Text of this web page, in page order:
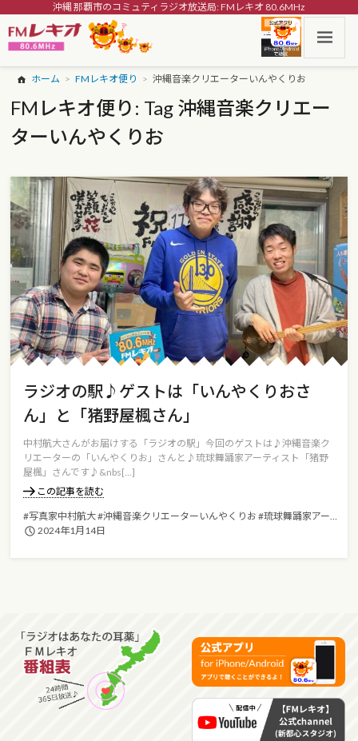
沖縄 那覇市のコミュティラジオ放送局: FMレキオ 80.6MHz
ホーム FMレキオ便り 沖縄音楽クリエーターいんやくりお
FMレキオ便り: Tag 沖縄音楽クリエー
ターいんやくりお
ラジオの駅♪ゲストは「いんやくりおさ
ん」と「猪野屋楓さん」
中村航大さんがお届けする「ラジオの駅」今回のゲストは♪沖縄音楽ク
リエーターの「いんやくりお」さんと♪琉球舞踊家アーティスト「猪野
屋楓」さんです♪&nbs[…]
この記事を読む
#写真家中村航大#沖縄音楽クリエーターいんやくりお #琉球舞踊家アーティスト猪野屋楓
2024年1月14日